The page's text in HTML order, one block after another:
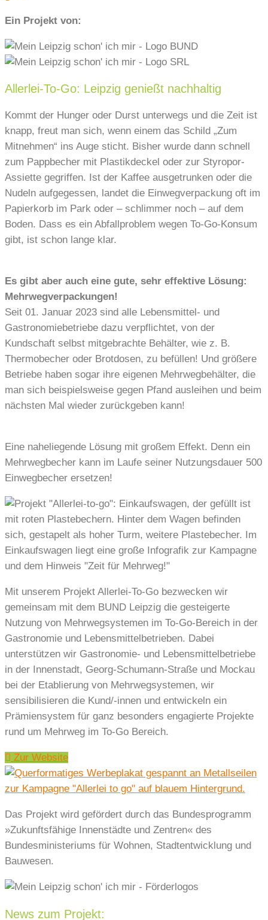
Ein Projekt von:
Allerlei-To-Go: Leipzig genießt nachhaltig
Kommt der Hunger oder Durst unterwegs und die Zeit ist
knapp, freut man sich, wenn einem das Schild „Zum
Mitnehmen“ ins Auge sticht. Bisher wurde dann schnell
zum Pappbecher mit Plastikdeckel oder zur Styropor-
Assiette gegriffen. Ist der Kaffee ausgetrunken oder die
Nudeln aufgegessen, landet die Einwegverpackung oft im
Papierkorb im Park oder – schlimmer noch – auf dem
Boden. Dass es ein Abfallproblem wegen To-Go-Konsum
gibt, ist schon lange klar.
Es gibt aber auch eine gute, sehr effektive Lösung:
Mehrwegverpackungen!
Seit 01. Januar 2023 sind alle Lebensmittel- und
Gastronomiebetriebe dazu verpflichtet, von der
Kundschaft selbst mitgebrachte Behälter, wie z. B.
Thermobecher oder Brotdosen, zu befüllen! Und größere
Betriebe haben sogar ihre eigenen Mehrwegbehälter, die
man sich beispielsweise gegen Pfand ausleihen und beim
nächsten Mal wieder zurückgeben kann!
Eine naheliegende Lösung mit großem Effekt. Denn ein
Mehrwegbecher kann im Laufe seiner Nutzungsdauer 500
Einwegbecher ersetzen!
Mit unserem Projekt Allerlei-To-Go bezwecken wir
gemeinsam mit dem BUND Leipzig die gesteigerte
Nutzung von Mehrwegsystemen im To-Go-Bereich in der
Gastronomie und Lebensmittelbetrieben. Dabei
unterstützen wir Gastronomie- und Lebensmittelbetriebe
in der Innenstadt, Georg-Schumann-Straße und Mockau
bei der Etablierung von Mehrwegsystemen, wir
sensibilisieren die Kund/-innen und entwickeln ein
Prämiensystem für ganz besonders engagierte Projekte
rund um Mehrweg im To-Go Bereich.
Zur Website
Das Projekt wird gefördert durch das Bundesprogramm
»Zukunftsfähige Innenstädte und Zentren« des
Bundesministeriums für Wohnen, Stadtentwicklung und
Bauwesen.
News zum Projekt: